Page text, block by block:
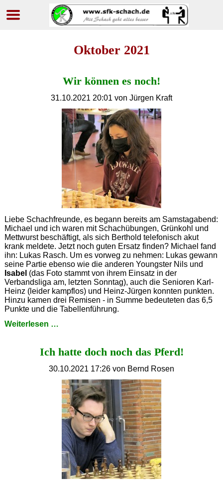
Oktober 2021
Wir können es noch!
31.10.2021 20:01 von Jürgen Kraft
Liebe Schachfreunde, es begann bereits am Samstagabend:
Michael und ich waren mit Schachübungen, Grünkohl und
Mettwurst beschäftigt, als sich Berthold telefonisch akut
krank meldete. Jetzt noch guten Ersatz finden? Michael fand
ihn: Lukas Rasch. Um es vorweg zu nehmen: Lukas gewann
seine Partie ebenso wie die anderen Youngster Nils und
Isabel (das Foto stammt von ihrem Einsatz in der
Verbandsliga am, letzten Sonntag), auch die Senioren Karl-
Heinz (leider kampflos) und Heinz-Jürgen konnten punkten.
Hinzu kamen drei Remisen - in Summe bedeuteten das 6,5
Punkte und die Tabellenführung.
Weiterlesen …
noch!
Ich hatte doch noch das Pferd!
30.10.2021 17:26 von Bernd Rosen